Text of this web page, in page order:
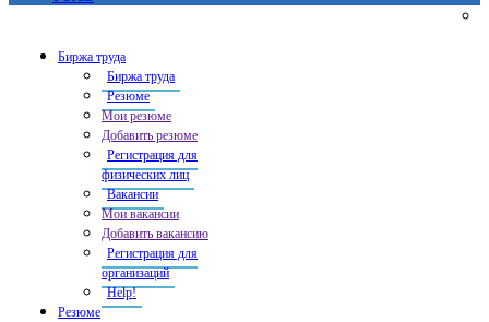
Биржа труда
Биржа труда
Резюме
Мои резюме
Добавить резюме
Регистрация для
физических лиц
Вакансии
Мои вакансии
Добавить вакансию
Регистрация для
организаций
Help!
Резюме